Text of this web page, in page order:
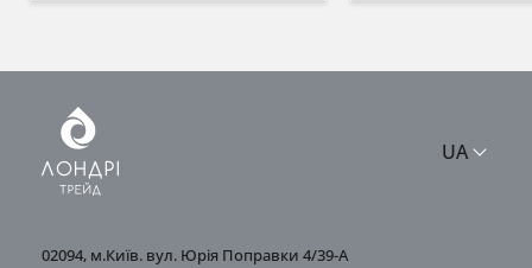
UA
02094, м.Київ. вул. Юрія Поправки 4/39-А